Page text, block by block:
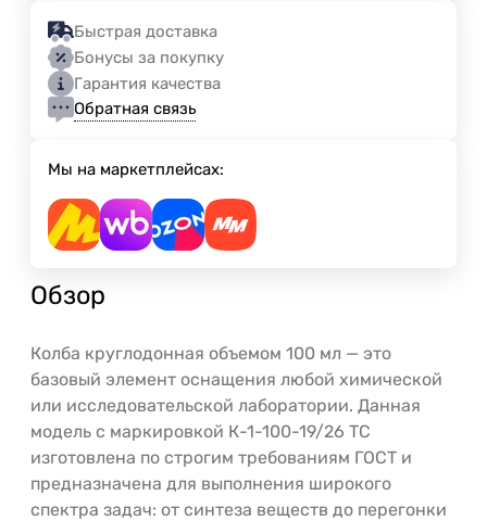
Быстрая доставка
Бонусы за покупку
Гарантия качества
Обратная связь
Мы на маркетплейсах:
Обзор
Колба круглодонная объемом 100 мл — это
базовый элемент оснащения любой химической
или исследовательской лаборатории. Данная
модель с маркировкой К-1-100-19/26 ТС
изготовлена по строгим требованиям ГОСТ и
предназначена для выполнения широкого
спектра задач: от синтеза веществ до перегонки